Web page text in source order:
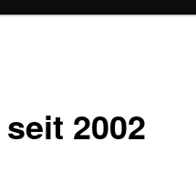
2002